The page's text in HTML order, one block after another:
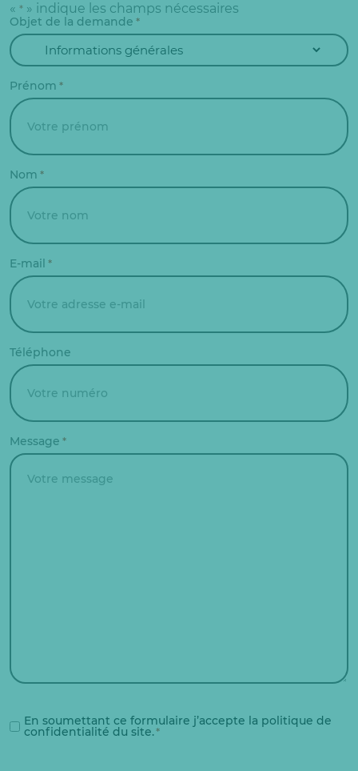
« * » indique les champs nécessaires
Objet de la demande *
Prénom *
Nom *
E-mail *
Téléphone
Message *
En soumettant ce formulaire j’accepte la politique de
confidentialité du site.*